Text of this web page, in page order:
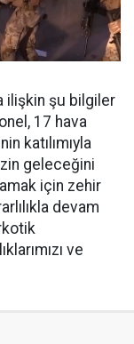
ilişkin şu bilgiler
17 hava
katılımıyla
geleceğini
için zehir
devam
ve